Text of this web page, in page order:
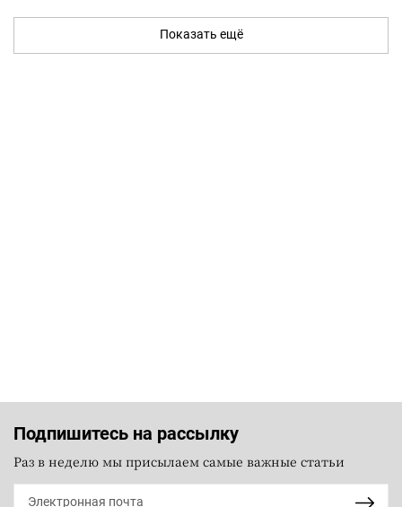
Показать ещё
Подпишитесь на рассылку
Раз в неделю мы присылаем самые важные статьи